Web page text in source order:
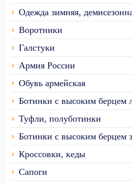
Одежда зимняя,
Воротники
Галстуки
Армия России
Обувь армейская
Ботинки с высоким берцем
Туфли, полуботинки
Ботинки с высоким берцем
Кроссовки, кеды
Сапоги